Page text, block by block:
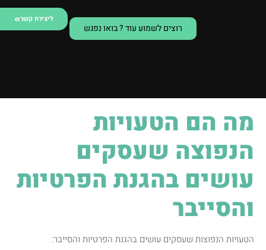
ליצירת קשר
רוצים לשמוע עוד ? בואו נפגש
מה הם הטעויות
הנפוצה שעסקים
עושים בהגנת הפרטיות
והסייבר
הטעויות הנפוצות שעסקים עושים בהגנת הפרטיות והסייבר: